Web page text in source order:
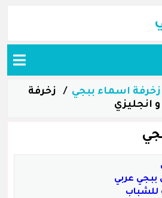
زخرفة اسماء ببجي
زخرفة
انجليزي
عربي
للشباب